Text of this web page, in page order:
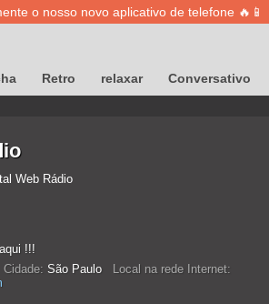
o nosso novo aplicativo de telefone 🔥📱
Retro relaxar Conversativo
Web Rádio
!!!
Cidade: São Paulo
Local na rede Internet: